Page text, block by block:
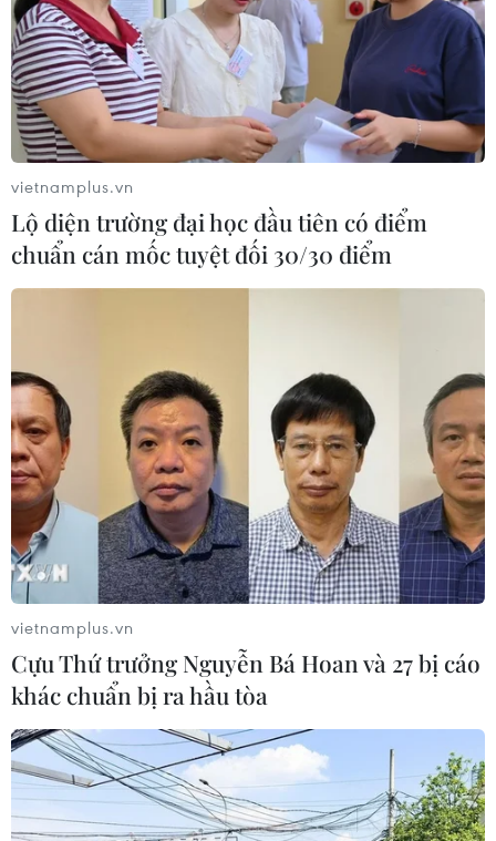
08/04/2014 14:00
Các nhà khoa học của Nhóm IPCC đã bắt đầu soạn
thảo một văn bản tổng hợp những hướng chính hạn chế
tác động của biến đổi khí hậu.
vietnamplus.vn
Lộ diện trường đại học đầu tiên có điểm
chuẩn cán mốc tuyệt đối 30/30 điểm
vietnamplus.vn
Cựu Thứ trưởng Nguyễn Bá Hoan và 27 bị cáo
khác chuẩn bị ra hầu tòa